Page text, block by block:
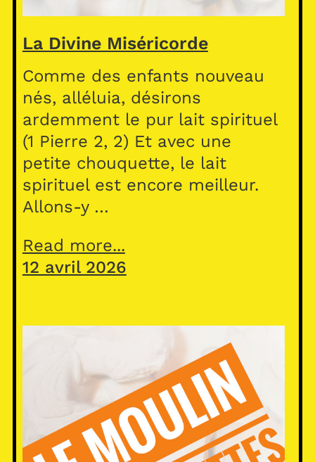
La Divine Miséricorde
Comme des enfants nouveau
nés, alléluia, désirons
ardemment le pur lait spirituel
(1 Pierre 2, 2) Et avec une
petite chouquette, le lait
spirituel est encore meilleur.
Allons-y …
Read more...
12 avril 2026